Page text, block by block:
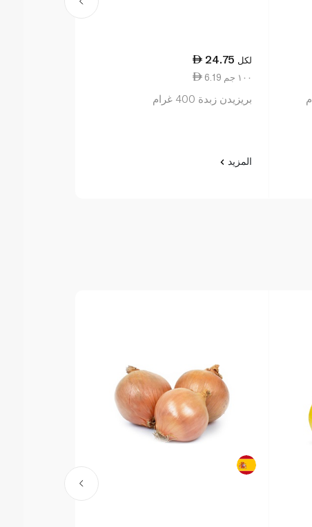
24.75 لكل
6.19 ١٠٠ جم
بريزيدن زبدة 400 غرام
المزيد